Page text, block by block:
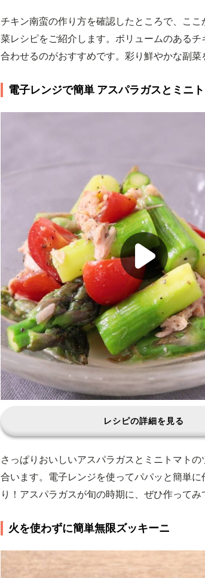
チキン南蛮の作り方を確認したところで、こ
菜レシピをご紹介します。ボリュームのある
合わせるのがおすすめです。彩り鮮やかな副
電子レンジで簡単 アスパラガスとミニ
レシピの詳細を見る
さっぱりおいしいアスパラガスとミニトマト
合います。電子レンジを使ってパパッと簡単
り！アスパラガスが旬の時期に、ぜひ作ってみ
火を使わずに簡単無限ズッキーニ